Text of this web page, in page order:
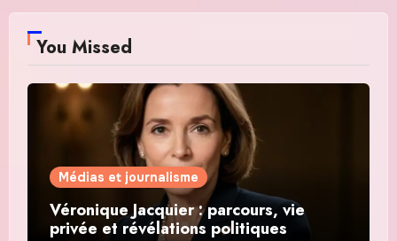
You Missed
Médias et journalisme
Véronique Jacquier : parcours, vie
privée et révélations politiques